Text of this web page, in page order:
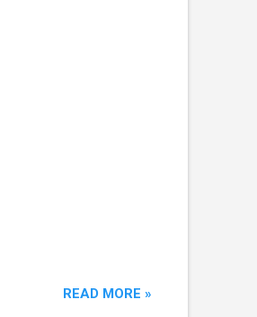
READ MORE »